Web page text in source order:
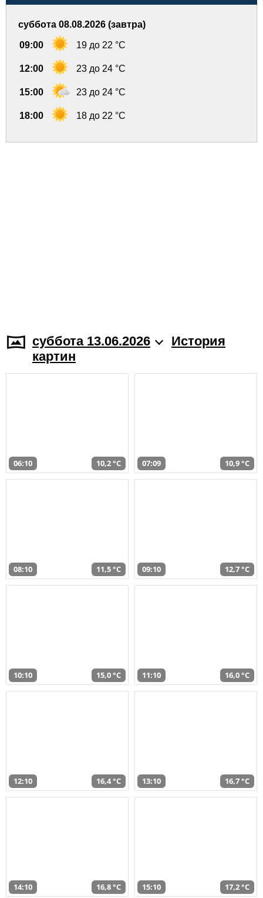
суббота 08.08.2026 (завтра)
09:00 19 до 22 °C
12:00 23 до 24 °C
15:00 23 до 24 °C
18:00 18 до 22 °C
суббота 13.06.2026
История
картин
06:10 10,2 °C 07:09 10,9 °C
08:10 11,5 °C 09:10 12,7 °C
10:10 15,0 °C 11:10 16,0 °C
12:10 16,4 °C 13:10 16,7 °C
14:10 16,8 °C 15:10 17,2 °C